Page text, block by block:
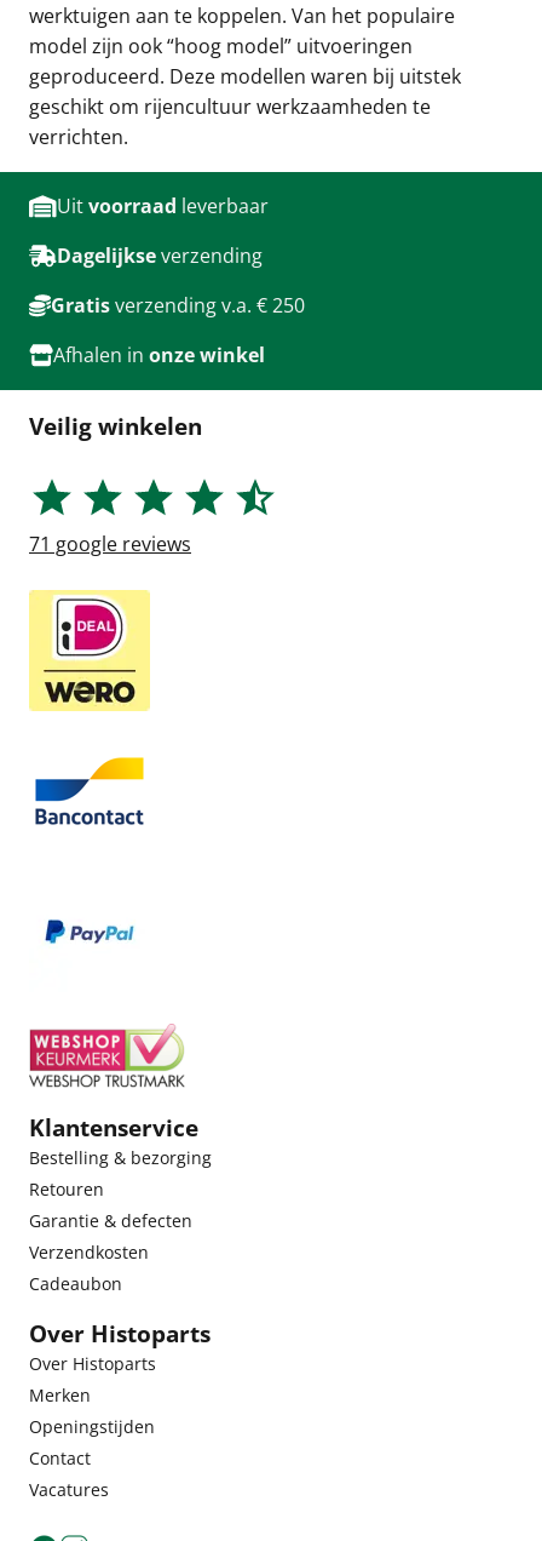
werktuigen aan te koppelen. Van het populaire
model zijn ook “hoog model” uitvoeringen
geproduceerd. Deze modellen waren bij uitstek
geschikt om rijencultuur werkzaamheden te
verrichten.
Uitvoorraad leverbaar
Dagelijkseverzending
Gratisverzending v.a. € 250
Afhalen in onze winkel
Veilig winkelen
71 google reviews
Klantenservice
Bestelling & bezorging
Retouren
Garantie & defecten
Verzendkosten
Cadeaubon
Over Histoparts
Over Histoparts
Merken
Openingstijden
Contact
Vacatures